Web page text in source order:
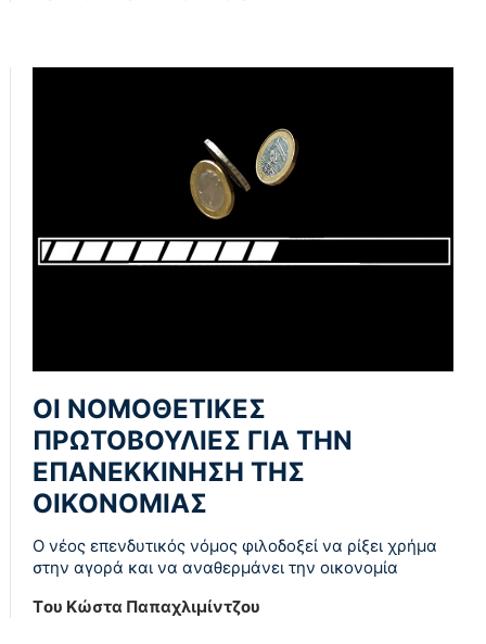
ΟΙ ΝΟΜΟΘΕΤΙΚΕΣ
ΠΡΩΤΟΒΟΥΛΙΕΣ ΓΙΑ ΤΗΝ
ΕΠΑΝΕΚΚΙΝΗΣΗ ΤΗΣ
ΟΙΚΟΝΟΜΙΑΣ
Ο νέος επενδυτικός νόμος φιλοδοξεί να ρίξει χρήμα
στην αγορά και να αναθερμάνει την οικονομία
Tου Κώστα Παπαχλιμίντζου